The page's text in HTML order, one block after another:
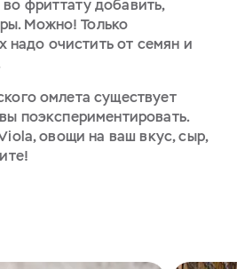
во фриттату добавить,
Можно! Только
надо очистить от семян и
омлета существует
поэкспериментировать.
овощи на ваш вкус, сыр,